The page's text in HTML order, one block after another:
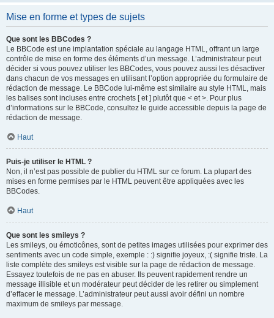
Mise en forme et types de sujets
Que sont les BBCodes ?
Le BBCode est une implantation spéciale au langage HTML, offrant un large
contrôle de mise en forme des éléments d’un message. L’administrateur peut
décider si vous pouvez utiliser les BBCodes, vous pouvez aussi les désactiver
dans chacun de vos messages en utilisant l’option appropriée du formulaire de
rédaction de message. Le BBCode lui-même est similaire au style HTML, mais
les balises sont incluses entre crochets [ et ] plutôt que < et >. Pour plus
d’informations sur le BBCode, consultez le guide accessible depuis la page de
rédaction de message.
Haut
Puis-je utiliser le HTML ?
Non, il n’est pas possible de publier du HTML sur ce forum. La plupart des
mises en forme permises par le HTML peuvent être appliquées avec les
BBCodes.
Haut
Que sont les smileys ?
Les smileys, ou émoticônes, sont de petites images utilisées pour exprimer des
sentiments avec un code simple, exemple : :) signifie joyeux, :( signifie triste. La
liste complète des smileys est visible sur la page de rédaction de message.
Essayez toutefois de ne pas en abuser. Ils peuvent rapidement rendre un
message illisible et un modérateur peut décider de les retirer ou simplement
d’effacer le message. L’administrateur peut aussi avoir défini un nombre
maximum de smileys par message.